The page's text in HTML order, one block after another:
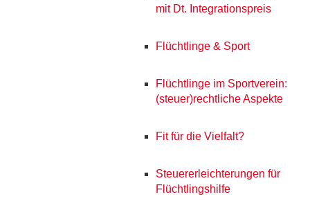
mit Dt. Integrationspreis
Flüchtlinge & Sport
Flüchtlinge im Sportverein:
(steuer)rechtliche Aspekte
Fit für die Vielfalt?
Steuererleichterungen für
Flüchtlingshilfe